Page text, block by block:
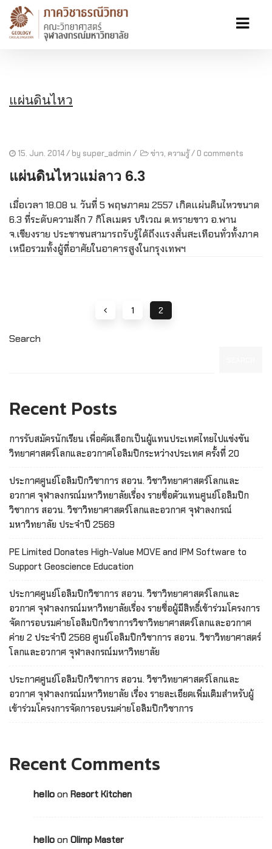
แผ่นดินไหว
15. Jun. 2014/ by super_admin / ข่าว, ความรู้/ 0 comments
แผ่นดินไหวแม่ลาว 6.3
เมื่อเวลา 18.08 น. วันที่ 5 พฤษภาคม 2557 เกิดแผ่นดินไหวขนาด
6.3 ที่ระดับความลึก 7 กิโลเมตร บริเวณ ต.ทรายขาว อ.พาน
จ.เชียงราย ประชาชนสามารถรับรู้ได้ถึงแรงสั่นสะเทือนทั่วทั้งภาค
เหนือรวมทั้งผู้ที่อาศัยในอาคารสูงในกรุงเทพฯ
1 2
Search
Recent Posts
การรับสมัครนักเรียน เพื่อคัดเลือกเป็นผู้แทนประเทศไทยไปแข่งขัน
วิทยาศาสตร์โลกและอวกาศโอลิมปิกระหว่างประเทศ ครั้งที่ 20
ประกาศศูนย์โอลิมปิกวิชาการ สอวน. วิชาวิทยาศาสตร์โลกและ
อวกาศ จุฬาลงกรณ์มหาวิทยาลัยเรื่อง รายชื่อตัวแทนศูนย์โอลิมปิก
วิชาการ สอวน. วิชาวิทยาศาสตร์โลกและอวกาศ จุฬาลงกรณ์
มหาวิทยาลัย ประจำปี 2569
PE Limited Donates High-Value MOVE and IPM Software to
Support Geoscience Education
ประกาศศูนย์โอลิมปิกวิชาการ สอวน. วิชาวิทยาศาสตร์โลกและ
อวกาศ จุฬาลงกรณ์มหาวิทยาลัยเรื่อง รายชื่อผู้มีสิทธิ์เข้าร่วมโครงการ
จัดการอบรมค่ายโอลิมปิกวิชาการวิชาวิทยาศาสตร์โลกและอวกาศ
ค่าย 2 ประจำปี 2568 ศูนย์โอลิมปิกวิชาการ สอวน. วิชาวิทยาศาสตร์
โลกและอวกาศ จุฬาลงกรณ์มหาวิทยาลัย
ประกาศศูนย์โอลิมปิกวิชาการ สอวน. วิชาวิทยาศาสตร์โลกและ
อวกาศ จุฬาลงกรณ์มหาวิทยาลัย เรื่อง รายละเอียดเพิ่มเติมสำหรับผู้
เข้าร่วมโครงการจัดการอบรมค่ายโอลิมปิกวิชาการ
Recent Comments
helloon Resort Kitchen
helloon Olimp Master